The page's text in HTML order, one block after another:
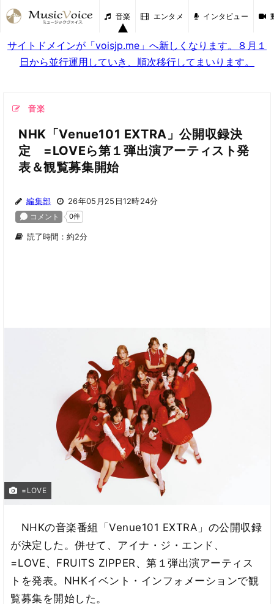
音楽 エンタメ インタビュー
サイトドメインが「voisjp.me」へ新しくなります。８月１
日から並行運用していき、順次移行してまいります。
音楽
NHK「Venue101 EXTRA」公開収録決
定 =LOVEら第１弾出演アーティスト発
表＆観覧募集開始
編集部 26年05月25日12時24分
読了時間：約2分
=LOVE
NHKの音楽番組「Venue101 EXTRA」の公開収録
が決定した。併せて、アイナ・ジ・エンド、
=LOVE、FRUITS ZIPPER、第１弾出演アーティス
トを発表。NHKイベント・インフォメーションで観
覧募集を開始した。